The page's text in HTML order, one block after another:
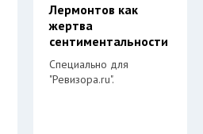
Лермонтов как
жертва
сентиментальности
Специально для
"Ревизора.ru".